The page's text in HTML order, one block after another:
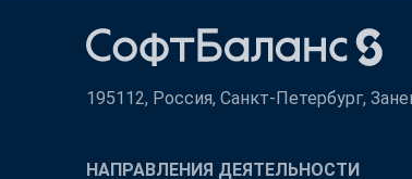
195112, Россия, Санкт-Петербург,
НАПРАВЛЕНИЯ ДЕЯТЕЛЬНОСТИ